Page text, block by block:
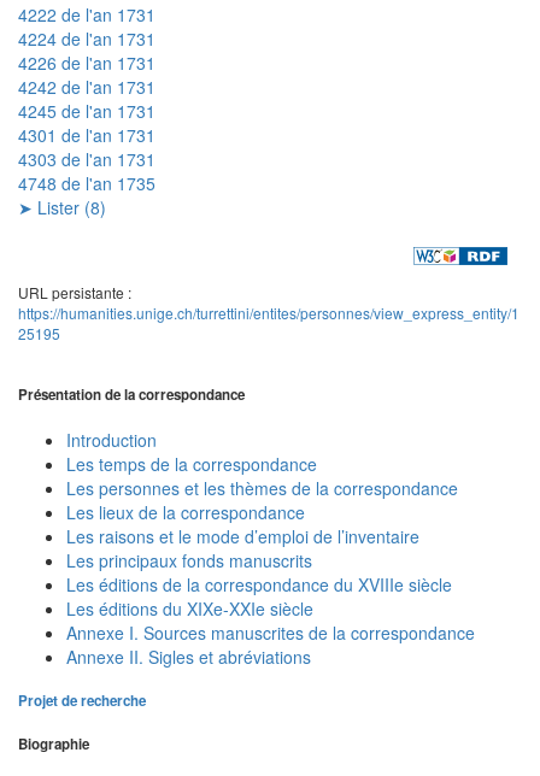
4222 de l'an 1731
4224 de l'an 1731
4226 de l'an 1731
4242 de l'an 1731
4245 de l'an 1731
4301 de l'an 1731
4303 de l'an 1731
4748 de l'an 1735
➤ Lister (8)
URL persistante :
https://humanities.unige.ch/turrettini/entites/personnes/view_express_entity/1
25195
Présentation de la correspondance
Introduction
Les temps de la correspondance
Les personnes et les thèmes de la correspondance
Les lieux de la correspondance
Les raisons et le mode d’emploi de l’inventaire
Les principaux fonds manuscrits
Les éditions de la correspondance du XVIIIe siècle
Les éditions du XIXe-XXIe siècle
Annexe I. Sources manuscrites de la correspondance
Annexe II. Sigles et abréviations
Projet de recherche
Biographie